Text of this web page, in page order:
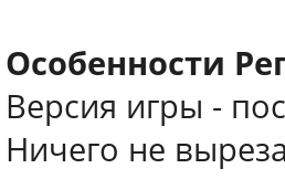
Особенности
Версия игры -
Ничего не